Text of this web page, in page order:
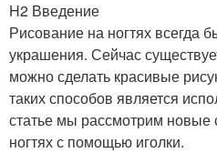
H2 Введение
Рисование на ногтях всегда
украшения. Сейчас
можно сделать красивые
таких способов является
статье мы рассмотрим новые
ногтях с помощью иголки.